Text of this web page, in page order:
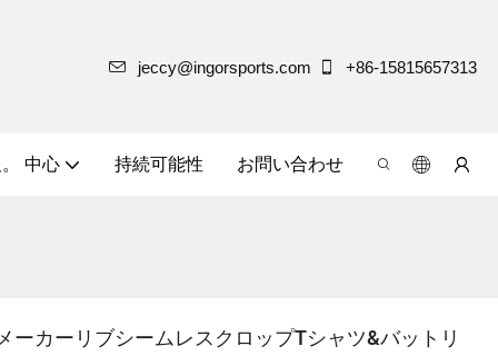
jeccy@ingorsports.com +86-15815657313
中心 持続可能性 お問い合わせ
カーリブシームレスクロップTシャツ&バットリ